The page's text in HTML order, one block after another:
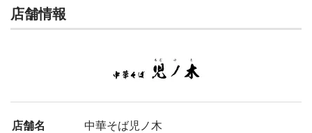
店舗情報
店舗名 中華そば児ノ木